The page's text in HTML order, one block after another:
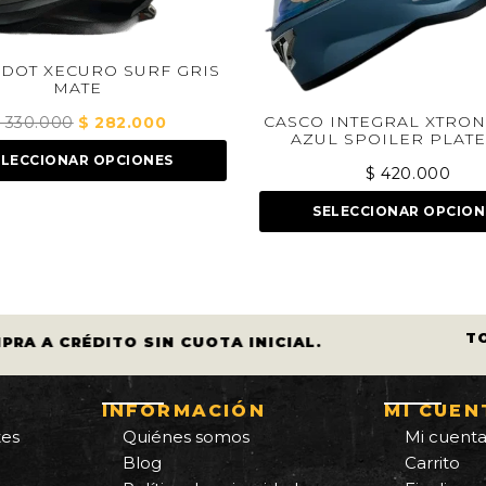
GRIS
El
precio
actual
CASCO INTEGRAL XTRONG 352R1
AZUL SPOILER PLATEADO
SELECCIONAR OPCIONES
A CRÉDITO SIN CUOTA INICIAL.
INFORMACIÓN
Quiénes somos
Blog
MI
Mi cuenta
Carrito